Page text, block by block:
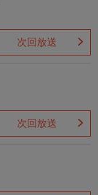
次回放送
次回放送